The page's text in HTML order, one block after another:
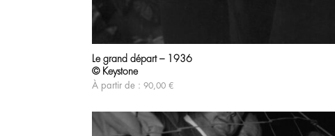
Le grand départ – 1936
© Keystone
À partir de : 90,00 €